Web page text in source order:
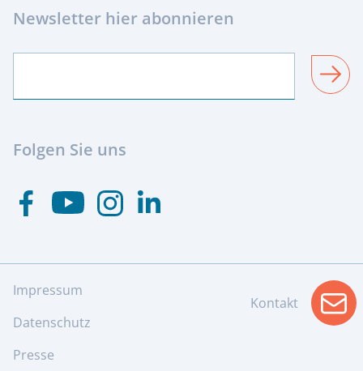
Newsletter hier abonnieren
SENDEN
Folgen Sie uns
Besuchen Sie uns auf Facebook
Besuchen Sie uns auf Youtube
Besuchen Sie uns auf Instagram
Visit us at Linkedin
Impressum
Datenschutz
Presse
Kontakt